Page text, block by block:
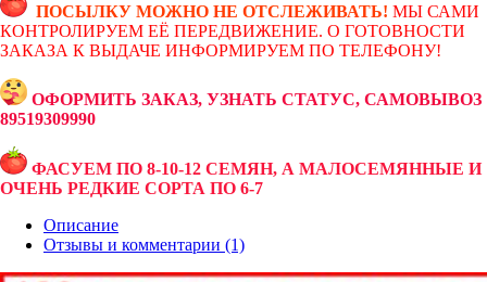
ПОСЫЛКУ МОЖНО НЕ ОТСЛЕЖИВАТЬ! МЫ САМИ
КОНТРОЛИРУЕМ ЕЁ ПЕРЕДВИЖЕНИЕ. О ГОТОВНОСТИ
ЗАКАЗА К ВЫДАЧЕ ИНФОРМИРУЕМ ПО ТЕЛЕФОНУ!
ОФОРМИТЬ ЗАКАЗ, УЗНАТЬ СТАТУС, САМОВЫВОЗ
89519309990
ФАСУЕМ ПО 8-10-12 СЕМЯН, А МАЛОСЕМЯННЫЕ И
ОЧЕНЬ РЕДКИЕ СОРТА ПО 6-7
Описание
Отзывы и комментарии (1)